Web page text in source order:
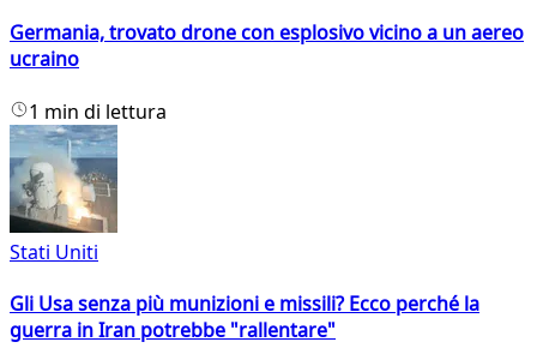
Germania, trovato drone con esplosivo vicino a un aereo
ucraino
1 min di lettura
Stati Uniti
Gli Usa senza più munizioni e missili? Ecco perché la
guerra in Iran potrebbe "rallentare"